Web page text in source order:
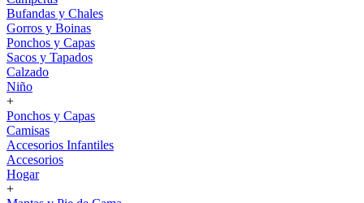
Bufandas y Chales
Gorros y Boinas
Ponchos y Capas
Sacos y Tapados
Calzado
Niño
+
Ponchos y Capas
Camisas
Accesorios Infantiles
Accesorios
Hogar
+